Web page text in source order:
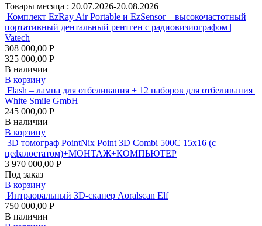
Товары месяца : 20.07.2026-20.08.2026
Комплект EzRay Air Portable и EzSensor – высокочастотный
портативный дентальный рентген с радиовизиографом |
Vatech
308 000,00 Р
325 000,00 Р
В наличии
В корзину
Flash – лампа для отбеливания + 12 наборов для отбеливания |
White Smile GmbH
245 000,00 Р
В наличии
В корзину
3D томограф PointNix Point 3D Combi 500C 15х16 (с
цефалостатом)+МОНТАЖ+КОМПЬЮТЕР
3 970 000,00 Р
Под заказ
В корзину
Интраоральный 3D-сканер Aoralscan Elf
750 000,00 Р
В наличии